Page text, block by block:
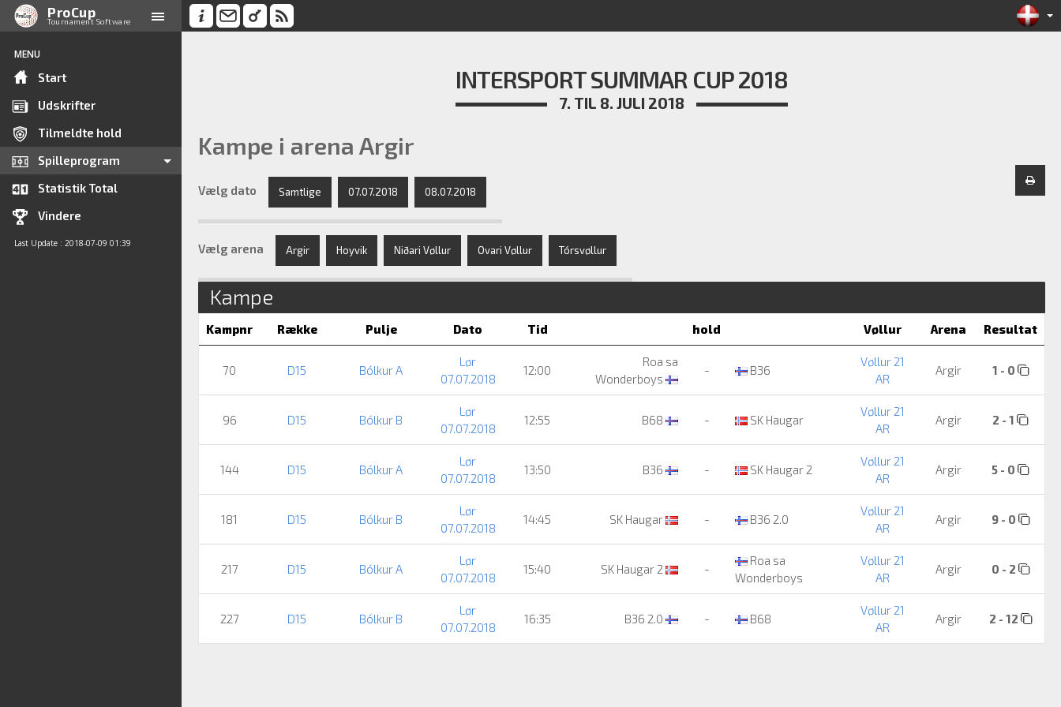
ProCup
Tournament Software
MENU
Start
Udskrifter
Tilmeldte hold
Spilleprogram
Statistik Total
Vindere
Last Update : 2018-07-09 01:39
INTERSPORT SUMMAR CUP 2018
7. TIL 8. JULI 2018
Kampe i arena Argir
Vælg dato Samtlige 07.07.2018 08.07.2018
Vælg arena Argir Hoyvik Niðari Vøllur Ovari Vøllur Tórsvøllur
Kampe
Kampnr Række Pulje Dato Tid hold Vøllur Arena Resultat
70 D15 Bólkur A
Lør
07.07.2018
12:00
Roa sa
Wonderboys
- B36
Vøllur 21
AR
Argir 1 - 0
96 D15 Bólkur B
Lør
07.07.2018
12:55 B68 - SK Haugar
Vøllur 21
AR
Argir 2 - 1
144 D15 Bólkur A
Lør
07.07.2018
13:50 B36 - SK Haugar 2
Vøllur 21
AR
Argir 5 - 0
181 D15 Bólkur B
Lør
07.07.2018
14:45 SK Haugar - B36 2.0
Vøllur 21
AR
Argir 9 - 0
217 D15 Bólkur A
Lør
07.07.2018
15:40 SK Haugar 2 -
Roa sa
Wonderboys
Vøllur 21
AR
Argir 0 - 2
227 D15 Bólkur B
Lør
07.07.2018
16:35 B36 2.0 - B68
Vøllur 21
AR
Argir 2 - 12